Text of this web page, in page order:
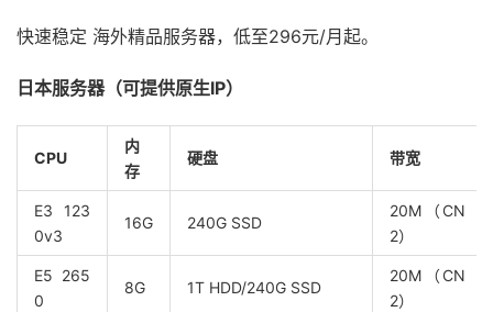
快速稳定 海外精品服务器，低至296元/月起。
日本服务器（可提供原生IP）
CPU
内
存
硬盘 带宽
E3 123
0v3
16G 240G SSD
20M（CN
2）
E5 265
0
8G 1T HDD/240G SSD
20M（CN
2）